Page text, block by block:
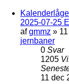
2025-07-25
afgmmz »
jernbaner
0 Svar
1205
11 dec